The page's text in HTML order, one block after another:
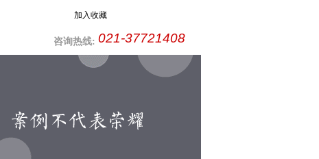
加入收藏
咨询热线: 021-37721408